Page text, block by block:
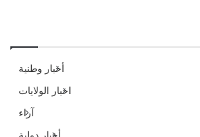
أخبار وطنية
اخبار الولايات
آراء